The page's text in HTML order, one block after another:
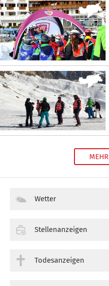
Wetter
Stellenanzeigen
Todesanzeigen